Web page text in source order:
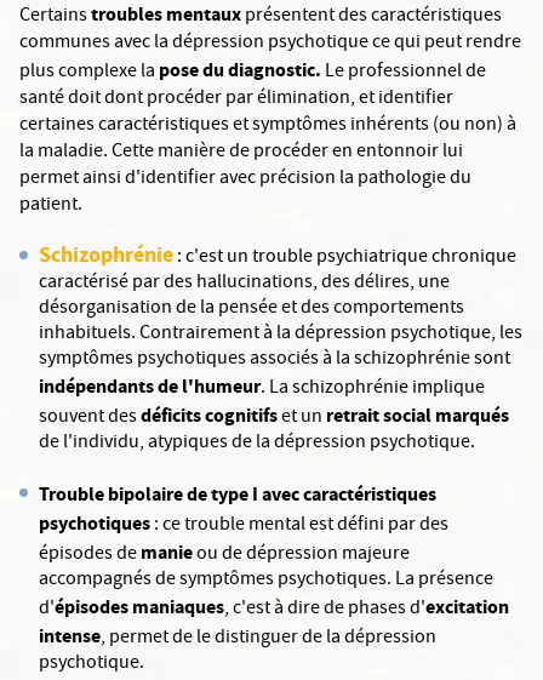
Certainstroubles mentauxprésentent des caractéristiques
communes avec la dépression psychotique ce qui peut rendre
plus complexe la pose du diagnostic. Le professionnel de
santé doit dont procéder par élimination, et identifier
certaines caractéristiques et symptômes inhérents (ou non) à
la maladie. Cette manière de procéder en entonnoir lui
permet ainsi d'identifier avec précision la pathologie du
patient.
Schizophrénie: c'est un trouble psychiatrique chronique
caractérisé par des hallucinations, des délires, une
désorganisation de la pensée et des comportements
inhabituels. Contrairement à la dépression psychotique, les
symptômes psychotiques associés à la schizophrénie sont
indépendants de l'humeur. La schizophrénie implique
souvent desdéficits cognitifset un retrait social marqués
de l'individu, atypiques de la dépression psychotique.
Trouble bipolaire de type I avec caractéristiques
psychotiques: ce trouble mental est défini par des
épisodes demanieou de dépression majeure
accompagnés de symptômes psychotiques. La présence
d'épisodes maniaques, c'est à dire de phases d'excitation
intense, permet de le distinguer de la dépression
psychotique.